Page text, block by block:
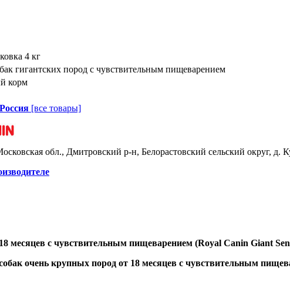
4 кг
гигантских пород с чувствительным пищеварением
корм
[все товары]
обл., Дмитровский р-н, Белорастовский сельский округ, д.
месяцев с чувствительным пищеварением (Royal Canin Giant
очень крупных пород от 18 месяцев с чувствительным